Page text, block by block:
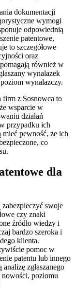
dokumentacji
wymogi
odpowiednią
patentowe,
to szczegółowe
oraz
również w
wynalazek
wynalazczy.
firm z Sosnowca to
wsparcie w
działań
przypadku ich
pewność, że ich
co
dla
swoje
czy znaki
źródło wiedzy i
bardzo szeroka i
klienta.
pomoc w
patentu lub innego
zgłaszanego
nowości, poziomu